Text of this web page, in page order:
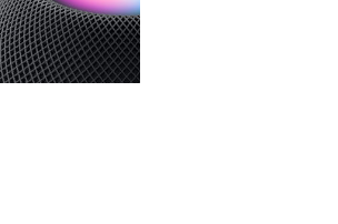
图库 图像 5